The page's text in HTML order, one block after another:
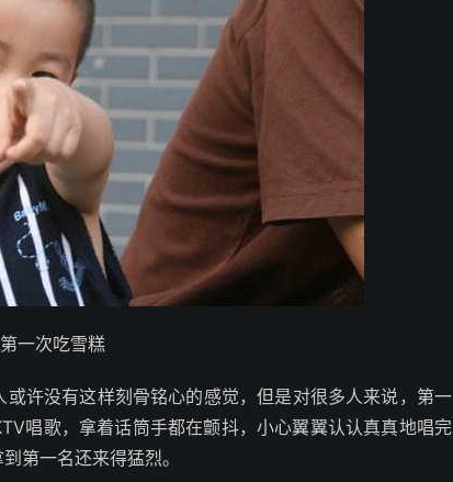
第一次吃雪糕
许没有这样刻骨铭心的感觉，但是对很多人来说，第一
唱歌，拿着话筒手都在颤抖，小心翼翼认认真真地唱完
第一名还来得猛烈。